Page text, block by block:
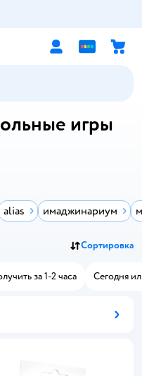
игры
alias имаджинариум
Сортировка
за 1-2 часа Сегодня